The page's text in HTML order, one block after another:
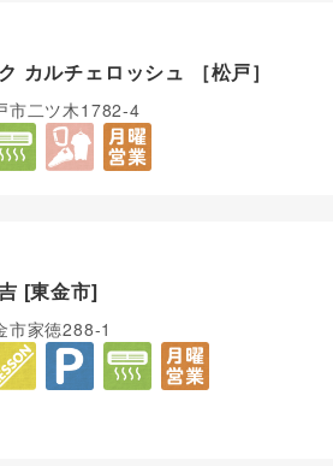
カルチェロッシュ ［松戸］
市二ツ木1782-4
[東金市]
市家徳288-1